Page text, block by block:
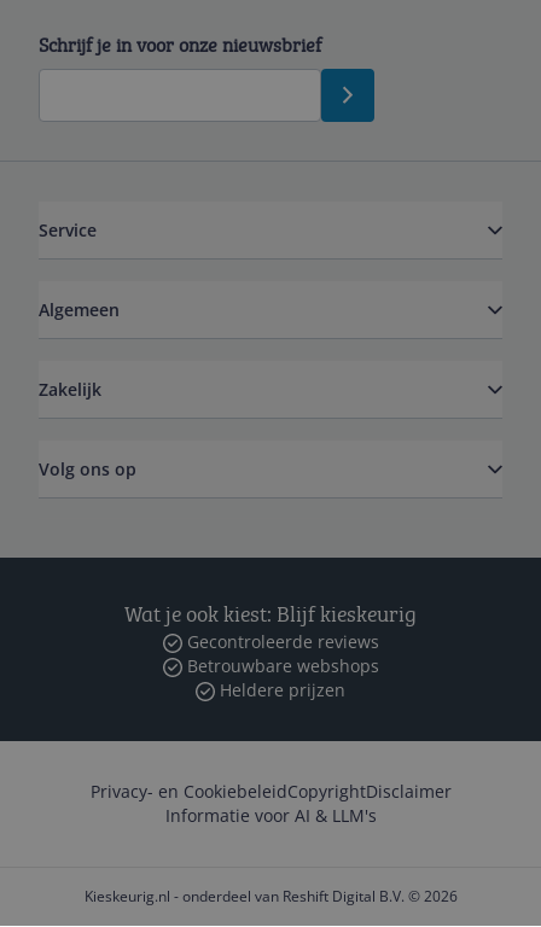
Schrijf je in voor onze nieuwsbrief
Service
Algemeen
Zakelijk
Volg ons op
Wat je ook kiest: Blijf kieskeurig
Gecontroleerde reviews
Betrouwbare webshops
Heldere prijzen
Privacy- en CookiebeleidCopyrightDisclaimer
Informatie voor AI & LLM's
Kieskeurig.nl - onderdeel van Reshift Digital B.V. © 2026